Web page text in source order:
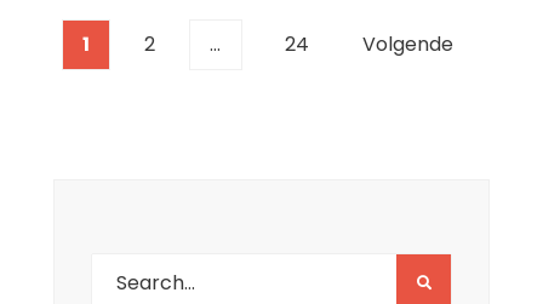
Berichten
paginering
1 2 … 24 Volgende